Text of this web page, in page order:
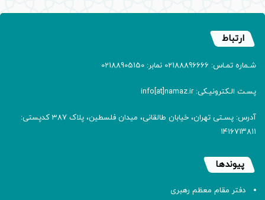
ارتباط
شـماره تمـاس: 02188896666 نمابر: 02188905150
پسـت الـکترونیـکی: info[at]namaz.ir
آدرس: پسـتی تهران، خیابان طالقانی، میدان فلسطین، پلاک 387 کدپستی:
۱۴۱۶۷۱۳۸۱۱
پیوندها
دفتر مقام معظم رهبری